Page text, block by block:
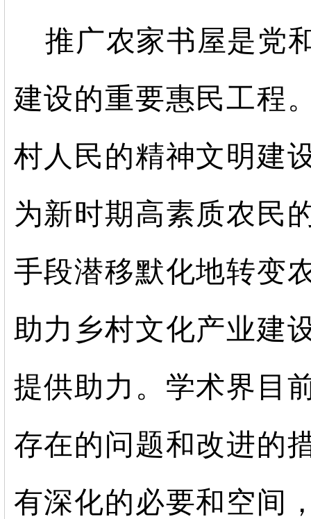
推广农家书屋是党
建设的重要惠民工程
村人民的精神文明建
为新时期高素质农民
手段潜移默化地转变
助力乡村文化产业建
提供助力。学术界目
存在的问题和改进的
有深化的必要和空间